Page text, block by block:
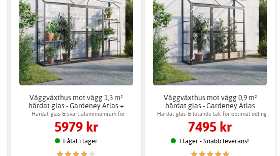
Väggväxthus mot vägg 1,3 m²
härdat glas - Gardeney Atlas +
Växthustillbehör
Härdat glas & svart aluminiumram för
hållbarhet
5979 kr
Fåtal i lager
Väggväxthus mot vägg 0,9 m²
härdat glas - Gardeney Atlas
Härdat glas & lutande tak för optimal odling
7495 kr
I lager - Snabb leverans!